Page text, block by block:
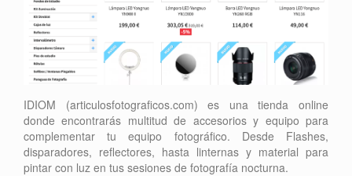
IDIOM (articulosfotograficos.com) es una tienda online
donde encontrarás multitud de accesorios y equipo para
complementar tu equipo fotográfico. Desde Flashes,
disparadores, reflectores, hasta linternas y material para
pintar con luz en tus sesiones de fotografía nocturna.